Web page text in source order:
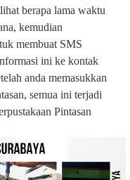
berapa lama waktu
kemudian
membuat SMS
ini ke kontak
anda memasukkan
semua ini terjadi
Pintasan